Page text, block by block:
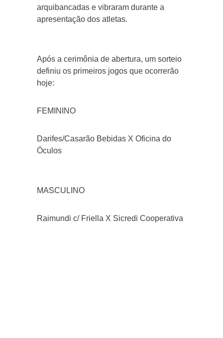
arquibancadas e vibraram durante a
apresentação dos atletas.
Após a cerimônia de abertura, um sorteio
definiu os primeiros jogos que ocorrerão
hoje:
FEMININO
Darifes/Casarão Bebidas X Oficina do
Óculos
MASCULINO
Raimundi c/ Friella X Sicredi Cooperativa